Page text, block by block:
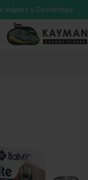
Vapers y Cachimbas